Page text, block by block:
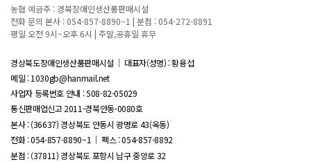
농협 예금주 : 경북장애인생산품판매시설
전화 문의 본사 : 054-857-8890~1 | 분점 : 054-272-8891
평일 오전 9시~오후 6시 | 주말,공휴일 휴무
경상북도장애인생산품판매시설
대표자(성명) : 황용섭
메일 : 1030gb@hanmail.net
사업자 등록번호 안내 :508-82-05029
통신판매업신고 2011-경북안동-0080호
본사 : (36637) 경상북도 안동시 광명로 43(옥동)
전화 : 054-857-8890~1
팩스 : 054-857-8892
분점 : (37811) 경상북도 포항시 남구 중앙로 32